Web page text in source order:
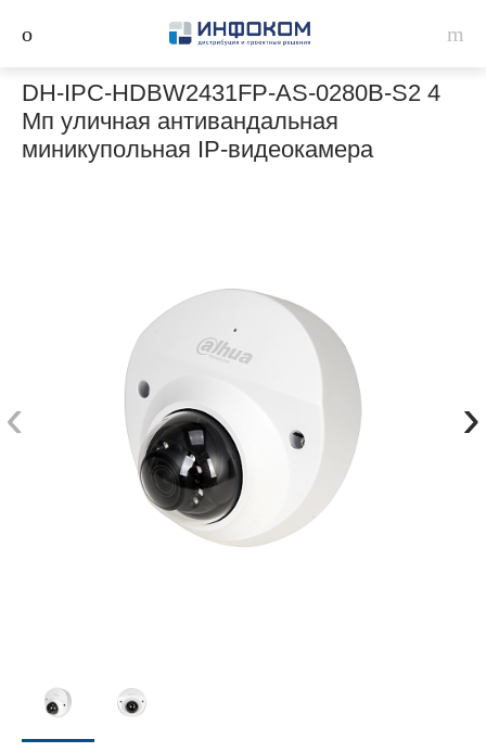
DH-IPC-HDBW2431FP-AS-0280B-S2 4
Мп уличная антивандальная
миникупольная IP-видеокамера
‹ ›